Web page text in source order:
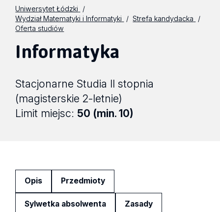
Uniwersytet Łódzki
Wydział Matematyki i Informatyki
Strefa kandydacka
Oferta studiów
Informatyka
Stacjonarne Studia II stopnia
(magisterskie 2-letnie)
Limit miejsc: 50 (min. 10)
Opis Przedmioty
Sylwetka absolwenta Zasady